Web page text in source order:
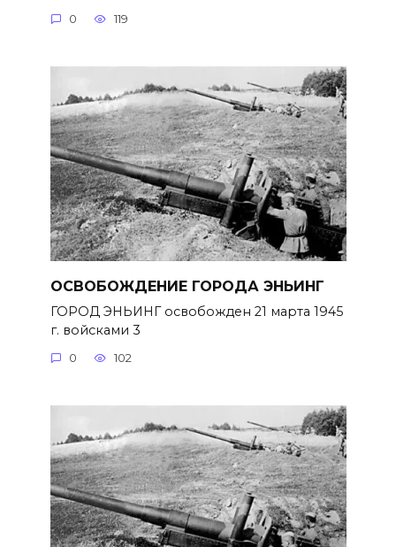
0 119
ОСВОБОЖДЕНИЕ ГОРОДА ЭНЬИНГ
ГОРОД ЭНЬИНГ освобожден 21 марта 1945
г. войсками 3
0 102